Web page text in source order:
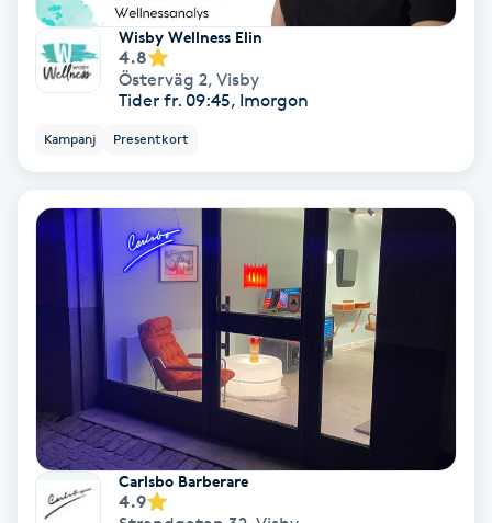
Gelenaglar
Gellack
Gellack med förstärkning
Gravidmassage
Gravidyoga
Gruppträning
Gua Sha-massage
Hatha Yoga
Wisby Wellness Elin
4.8
Österväg 2, Visby
Tider fr. 09:45, Imorgon
Kampanj Presentkort
Carlsbo Barberare
4.9